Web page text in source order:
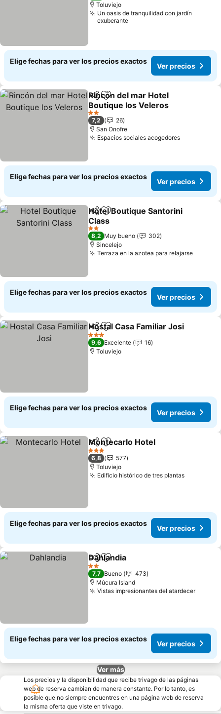
Toluviejo
Un oasis de tranquilidad con jardín
exuberante
Elige fechas para ver los precios exactos
Ver precios
CompartirAgregar a favoritos
Rincón del mar Hotel
Boutique los Veleros
Ver precios
2 Estrellas
7,2
26
San Onofre
Espacios sociales acogedoresVer
Elige fechas para ver los precios exactos
Ver precios
CompartirAgregar a favoritos
Hotel Boutique Santorini
Class
Ver precios
2 Estrellas
8,2 Muy bueno
302
Sincelejo
Terraza en la azotea para relajarseVer
Elige fechas para ver los precios exactos
Ver precios
CompartirAgregar a favoritos
Hostal Casa Familiar Josi
3 Estrellas
9,6 Excelente
16
Toluviejo
Elige fechas para ver los precios exactos
Ver precios
CompartirAgregar a favoritos
Montecarlo Hotel
3 Estrellas
6,8
577
Toluviejo
Edificio histórico de tres plantasVer
Elige fechas para ver los precios exactos
Ver precios
CompartirAgregar a favoritos
Dahlandia
2 Estrellas
7,7 Bueno
473
Múcura Island
Vistas impresionantes del atardecerVer
Elige fechas para ver los precios exactos
Ver precios
Ver más
Los precios y la disponibilidad que recibe trivago de las páginas
web de reserva cambian de manera constante. Por lo tanto, es
posible que no siempre encuentres en una página web de reserva
la misma oferta que viste en trivago.